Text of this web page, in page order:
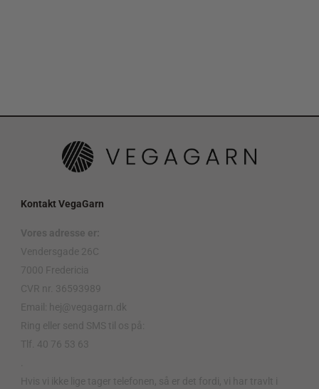
Kontakt VegaGarn
Vores adresse er:
Vendersgade 26C
7000 Fredericia
CVR nr. 36593989
Email: hej@vegagarn.dk
Ring eller send SMS til os på:
Tlf. 40 76 53 63
Hvis vi ikke lige tager telefonen, så er det fordi, vi har travlt i